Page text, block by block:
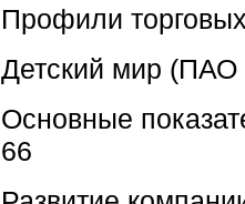
Профили
Детский мир (ПАО
Основные
66